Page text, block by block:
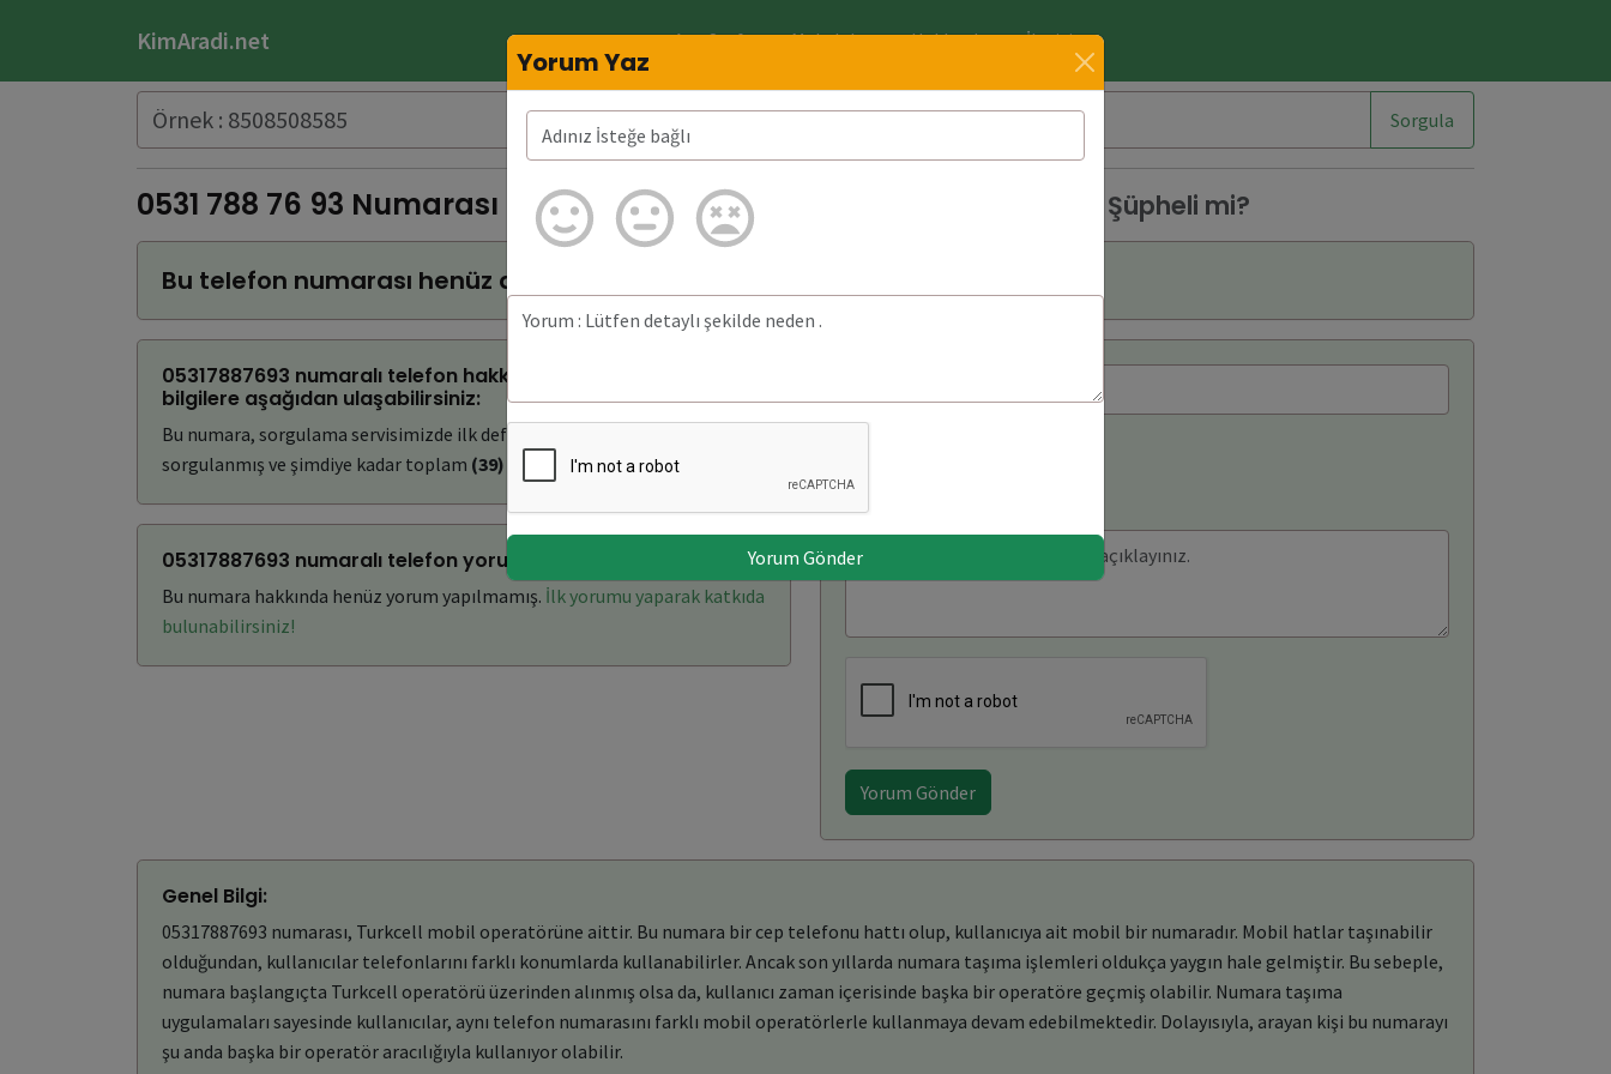
KimAradi.net Ana Sayfa Makaleler Hakkında İletişim
Sorgula
0531 788 76 93 Numarası Kimin? 05317887693 Neden arar? 05317887693 Şüpheli mi?
Bu telefon numarası henüz doğrulanmadı.
05317887693 numaralı telefon hakkında bulunan detaylı
bilgilere aşağıdan ulaşabilirsiniz:
Bu numara, sorgulama servisimizde ilk defa
sorgulanmış ve şimdiye kadar toplam (39) kez aranmıştır.
05317887693 numaralı telefon yorumları: (0)
Bu numara hakkında henüz yorum yapılmamış. İlk yorumu yaparak katkıda
bulunabilirsiniz!
Yorum Gönder
Genel Bilgi:
05317887693 numarası, Turkcell mobil operatörüne aittir. Bu numara bir cep telefonu hattı olup, kullanıcıya ait mobil bir numaradır. Mobil hatlar taşınabilir
olduğundan, kullanıcılar telefonlarını farklı konumlarda kullanabilirler. Ancak son yıllarda numara taşıma işlemleri oldukça yaygın hale gelmiştir. Bu sebeple,
numara başlangıçta Turkcell operatörü üzerinden alınmış olsa da, kullanıcı zaman içerisinde başka bir operatöre geçmiş olabilir. Numara taşıma
uygulamaları sayesinde kullanıcılar, aynı telefon numarasını farklı mobil operatörlerle kullanmaya devam edebilmektedir. Dolayısıyla, arayan kişi bu numarayı
şu anda başka bir operatör aracılığıyla kullanıyor olabilir.
Yorum Yaz
Yorum Gönder